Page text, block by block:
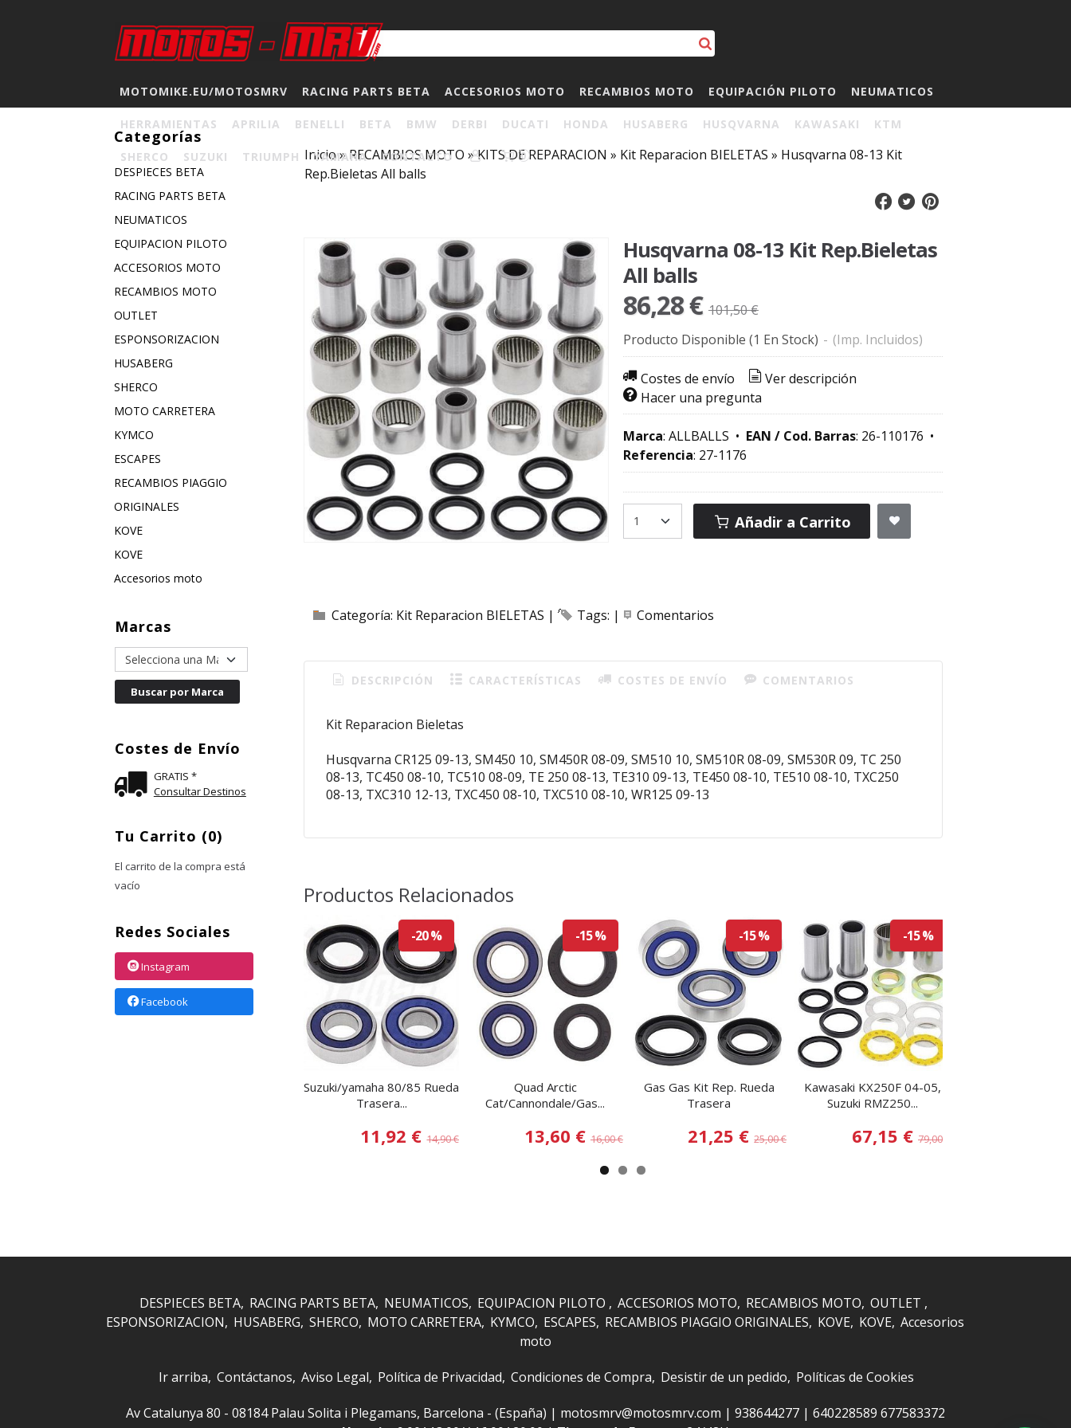
MOTOMIKE.EU/MOTOSMRV RACING PARTS BETA ACCESORIOS MOTO RECAMBIOS MOTO EQUIPACIÓN PILOTO NEUMATICOS
HERRAMIENTAS APRILIA BENELLI BETA BMW DERBI DUCATI HONDA HUSABERG HUSQVARNA KAWASAKI KTM
SHERCO SUZUKI TRIUMPH YAMAHA CONTACTO 0
Categorías
DESPIECES BETA
RACING PARTS BETA
NEUMATICOS
EQUIPACION PILOTO
ACCESORIOS MOTO
RECAMBIOS MOTO
OUTLET
ESPONSORIZACION
HUSABERG
SHERCO
MOTO CARRETERA
KYMCO
ESCAPES
RECAMBIOS PIAGGIO
ORIGINALES
KOVE
KOVE
Accesorios moto
Marcas
Costes de Envío
GRATIS *
Consultar Destinos
Tu Carrito (0)
El carrito de la compra está
vacío
Redes Sociales
Instagram
Facebook
Inicio»RECAMBIOS MOTO »KITS DE REPARACION » Kit Reparacion BIELETAS » Husqvarna 08-13 Kit
Rep.Bieletas All balls
Husqvarna 08-13 Kit Rep.Bieletas
All balls
86,28 € 101,50 €
Producto Disponible (1 En Stock) - (Imp. Incluidos)
Costes de envío
Ver descripción
Hacer una pregunta
Marca: ALLBALLS • EAN / Cod. Barras: 26-110176 •
Referencia: 27-1176
Añadir a Carrito
Categoría: Kit Reparacion BIELETAS | Tags: | Comentarios
DESCRIPCIÓN CARACTERÍSTICAS COSTES DE ENVÍO COMENTARIOS
Kit Reparacion Bieletas
Husqvarna CR125 09-13, SM450 10, SM450R 08-09, SM510 10, SM510R 08-09, SM530R 09, TC 250
08-13, TC450 08-10, TC510 08-09, TE 250 08-13, TE310 09-13, TE450 08-10, TE510 08-10, TXC250
08-13, TXC310 12-13, TXC450 08-10, TXC510 08-10, WR125 09-13
Productos Relacionados
-20 %
Suzuki/yamaha 80/85 Rueda
Trasera...
11,92 €14,90 €
-15 %
Quad Arctic
Cat/Cannondale/Gas...
13,60 € 16,00 €
-15 %
Gas Gas Kit Rep. Rueda
Trasera
21,25 €25,00 €
-15 %
Kawasaki KX250F 04-05,
Suzuki RMZ250...
67,15 € 79,00 €
DESPIECES BETA RACING PARTS BETA NEUMATICOS EQUIPACION PILOTO ACCESORIOS MOTO RECAMBIOS MOTO OUTLET
ESPONSORIZACION
HUSABERG SHERCO MOTO CARRETERA KYMCO ESCAPES RECAMBIOS PIAGGIO ORIGINALES KOVE KOVE Accesorios
moto
Ir arriba Contáctanos Aviso Legal Política de Privacidad Condiciones de Compra Desistir de un pedido Políticas de Cookies
Av Catalunya 80 - 08184 Palau Solita i Plegamans, Barcelona - (España) | motosmrv@motosmrv.com | 938644277| 640228589 677583372